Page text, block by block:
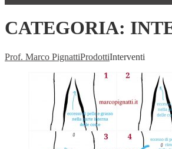
CATEGORIA:
Prof. Marco PignattiProdottiInterventi